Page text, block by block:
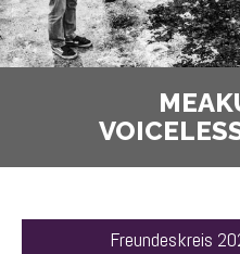
Freundeskreis